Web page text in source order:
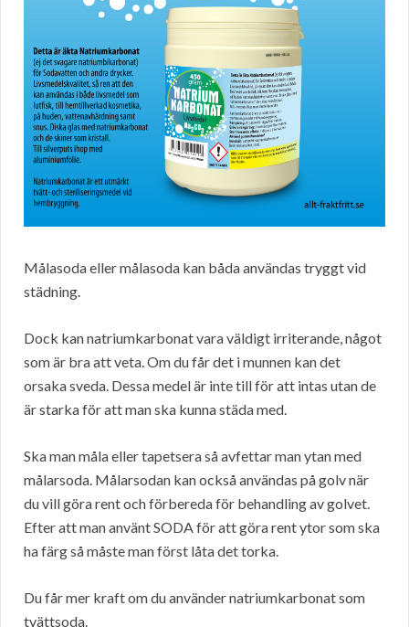
Målasoda eller målasoda kan båda användas tryggt vid
städning.
Dock kan natriumkarbonat vara väldigt irriterande, något
som är bra att veta. Om du får det i munnen kan det
orsaka sveda. Dessa medel är inte till för att intas utan de
är starka för att man ska kunna städa med.
Ska man måla eller tapetsera så avfettar man ytan med
målarsoda. Målarsodan kan också användas på golv när
du vill göra rent och förbereda för behandling av golvet.
Efter att man använt SODA för att göra rent ytor som ska
ha färg så måste man först låta det torka.
Du får mer kraft om du använder natriumkarbonat som
tvättsoda.